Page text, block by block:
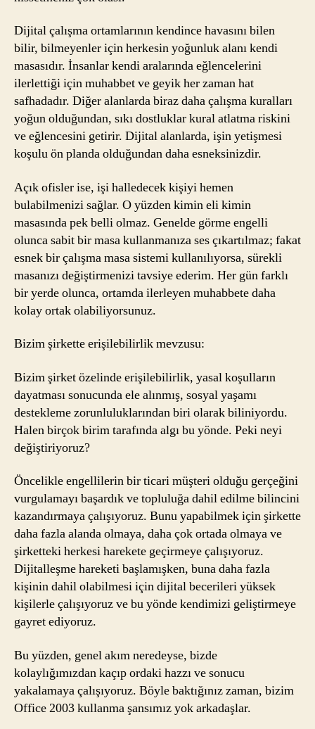
Dijital çalışma ortamlarının kendince havasını bilen
bilir, bilmeyenler için herkesin yoğunluk alanı kendi
masasıdır. İnsanlar kendi aralarında eğlencelerini
ilerlettiği için muhabbet ve geyik her zaman hat
safhadadır. Diğer alanlarda biraz daha çalışma kuralları
yoğun olduğundan, sıkı dostluklar kural atlatma riskini
ve eğlencesini getirir. Dijital alanlarda, işin yetişmesi
koşulu ön planda olduğundan daha esneksinizdir.
Açık ofisler ise, işi halledecek kişiyi hemen
bulabilmenizi sağlar. O yüzden kimin eli kimin
masasında pek belli olmaz. Genelde görme engelli
olunca sabit bir masa kullanmanıza ses çıkartılmaz; fakat
esnek bir çalışma masa sistemi kullanılıyorsa, sürekli
masanızı değiştirmenizi tavsiye ederim. Her gün farklı
bir yerde olunca, ortamda ilerleyen muhabbete daha
kolay ortak olabiliyorsunuz.
Bizim şirkette erişilebilirlik mevzusu:
Bizim şirket özelinde erişilebilirlik, yasal koşulların
dayatması sonucunda ele alınmış, sosyal yaşamı
destekleme zorunluluklarından biri olarak biliniyordu.
Halen birçok birim tarafında algı bu yönde. Peki neyi
değiştiriyoruz?
Öncelikle engellilerin bir ticari müşteri olduğu gerçeğini
vurgulamayı başardık ve topluluğa dahil edilme bilincini
kazandırmaya çalışıyoruz. Bunu yapabilmek için şirkette
daha fazla alanda olmaya, daha çok ortada olmaya ve
şirketteki herkesi harekete geçirmeye çalışıyoruz.
Dijitalleşme hareketi başlamışken, buna daha fazla
kişinin dahil olabilmesi için dijital becerileri yüksek
kişilerle çalışıyoruz ve bu yönde kendimizi geliştirmeye
gayret ediyoruz.
Bu yüzden, genel akım neredeyse, bizde
kolaylığımızdan kaçıp ordaki hazzı ve sonucu
yakalamaya çalışıyoruz. Böyle baktığınız zaman, bizim
Office 2003 kullanma şansımız yok arkadaşlar.